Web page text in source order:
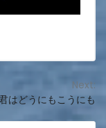
Next:
はどうにもこうにも